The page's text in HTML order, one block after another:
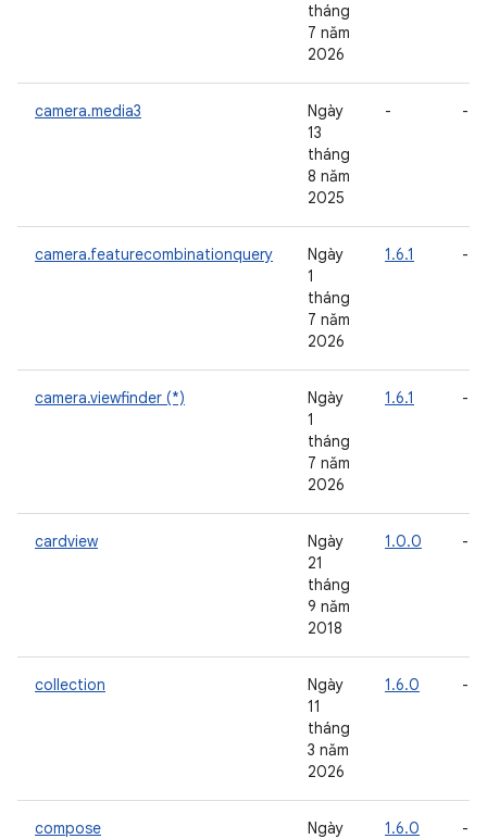
tháng
7 năm
2026
camera.media3
Ngày
13
tháng
8 năm
2025
- -
camera.featurecombinationquery
Ngày
1
tháng
7 năm
2026
1.6.1 -
camera.viewfinder (*)
Ngày
1
tháng
7 năm
2026
1.6.1 -
cardview
Ngày
21
tháng
9 năm
2018
1.0.0 -
collection
Ngày
11
tháng
3 năm
2026
1.6.0 -
compose
Ngày
1.6.0 -